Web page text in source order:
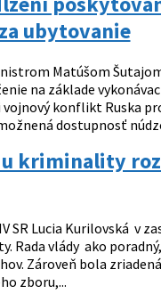
ubytovanie
Matúšom
na základe
konflikt Ruska
dostupnosť
kriminality
SR Lucia Kurilovská v
Rada vlády ako
Zároveň bola
zboru,...